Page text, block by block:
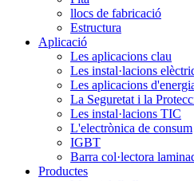
llocs de fabricació
Estructura
Aplicació
Les aplicacions clau
Les instal·lacions
Les aplicacions
La Seguretat i la
Les instal·lacions TIC
L'electrònica de consum
IGBT
Barra col·lectora
Productes